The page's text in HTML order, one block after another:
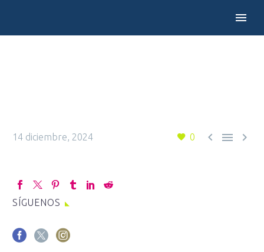
0   
14 diciembre, 2024
SÍGUENOS